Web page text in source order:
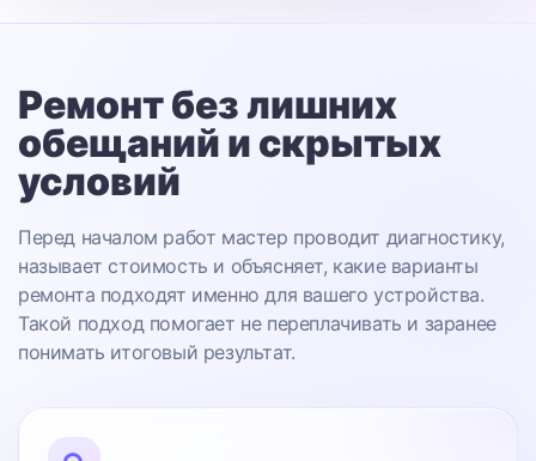
Ремонт без лишних
обещаний и скрытых
условий
Перед началом работ мастер проводит диагностику,
называет стоимость и объясняет, какие варианты
ремонта подходят именно для вашего устройства.
Такой подход помогает не переплачивать и заранее
понимать итоговый результат.